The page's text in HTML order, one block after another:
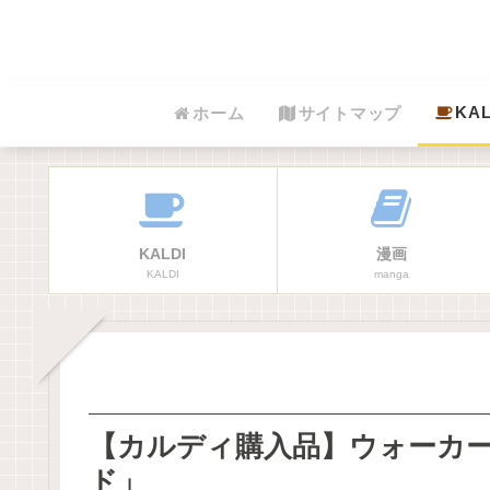
ホーム サイトマップ
KALDI
KALDI
漫画
manga
【カルディ購入品】ウォー
ド」